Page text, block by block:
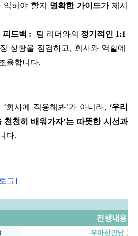
익혀야 할지 명확한 가이드가 제시
피드백 : 팀 리더와의 정기적인 1:1
상황을 점검하고, 회사와 역할에
율합니다.
회사에 적응해봐’가 아니라, ‘우리
천히 배워가자’는 따뜻한 시선과
다.
그]